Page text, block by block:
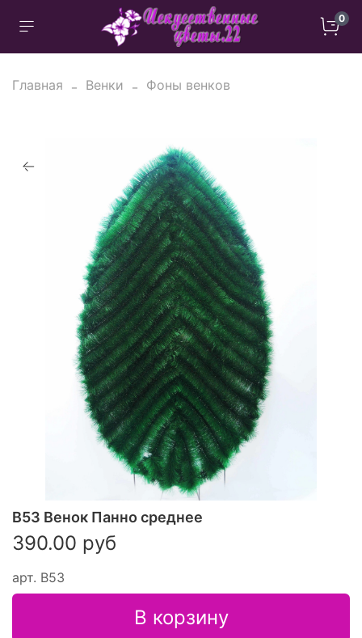
0
Главная Венки Фоны венков
арт. В53
В53 Венок Панно среднее
390.00 руб
В корзину